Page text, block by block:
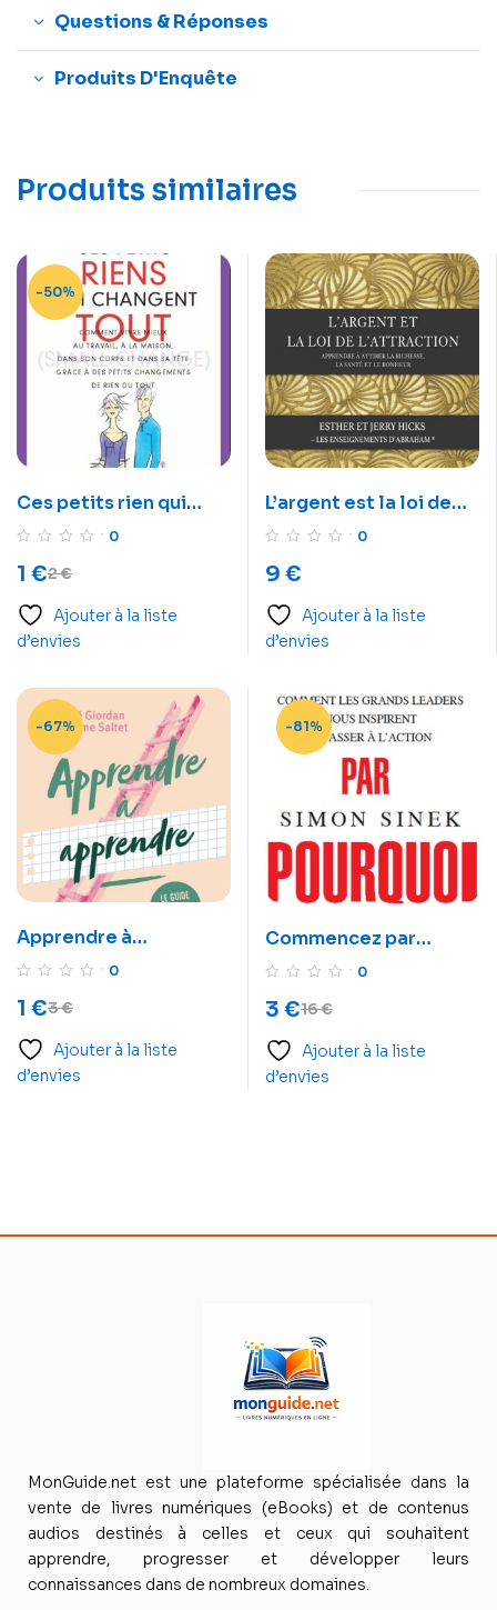
Questions & Réponses
Produits D'Enquête
Produits similaires
-50%
Ces petits rien qui
changent tout
0
2€
1 €
Ajouter à la liste
d’envies
L’argent est la loi de
l’attraction:
richesse
0
9 €
Ajouter à la liste
d’envies
-67%
Apprendre à
apprendre0
3€
1 €
Ajouter à la liste
d’envies
-81%
Commencez par
pourquoi. Comment
nous inspirent à passer
à l’action
0
16€
3 €
Ajouter à la liste
d’envies
MonGuide.net est une plateforme spécialisée dans la
vente de livres numériques (eBooks) et de contenus
audios destinés à celles et ceux qui souhaitent
apprendre, progresser et développer leurs
connaissances dans de nombreux domaines.